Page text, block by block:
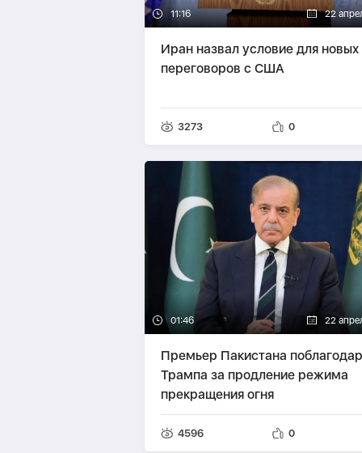
11:16 22
Иран назвал условие для новых
переговоров с США
3273 0
01:46 22
Премьер Пакистана
Трампа за продление режима
прекращения огня
4596 0